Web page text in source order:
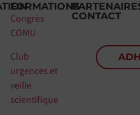
FORMATIONS
Congrès
COMU
Club
urgences et
veille
scientifique
CONTACT